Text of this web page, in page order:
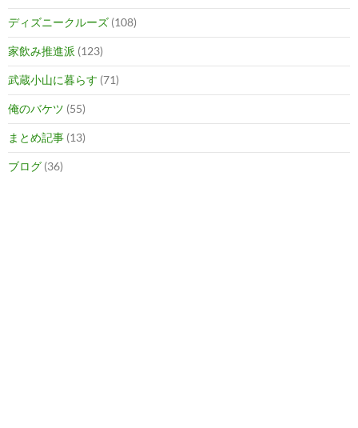
ディズニークルーズ (108)
家飲み推進派 (123)
武蔵小山に暮らす (71)
俺のバケツ (55)
まとめ記事 (13)
ブログ (36)